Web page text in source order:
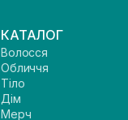
КАТАЛОГ
Волосся
Обличчя
Тіло
Дім
Мерч